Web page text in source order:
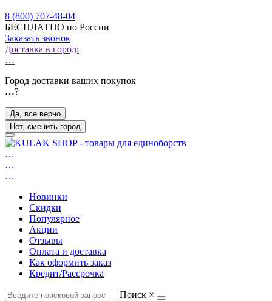
8 (800) 707-48-04
БЕСПЛАТНО по России
Заказать звонок
Доставка в город:
…
Город доставки ваших покупок
…?
Да, все верно
Нет, сменить город
…
…
…
Новинки
Скидки
Популярное
Акции
Отзывы
Оплата и доставка
Как оформить заказ
Кредит/Рассрочка
Поиск ×